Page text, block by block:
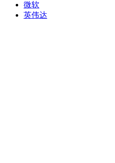
微软
英伟达